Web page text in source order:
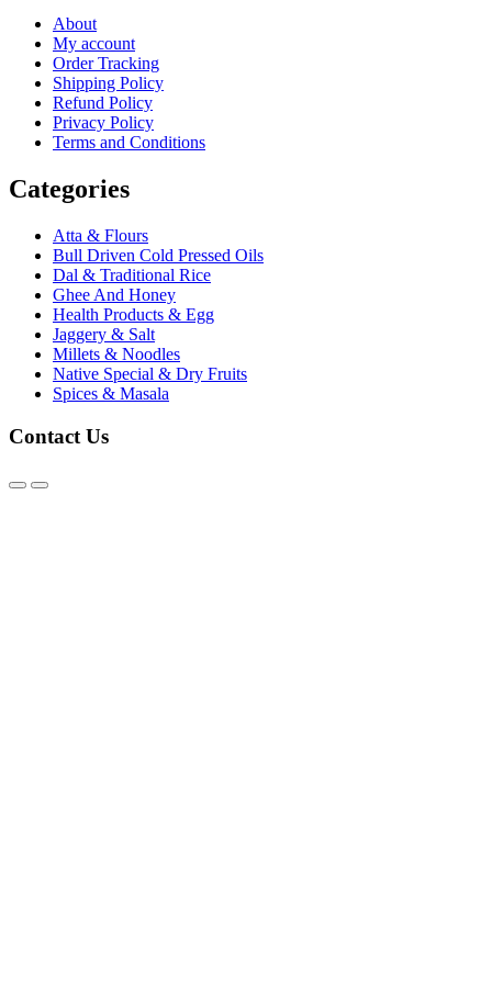
About
My account
Order Tracking
Shipping Policy
Refund Policy
Privacy Policy
Terms and Conditions
Categories
Atta & Flours
Bull Driven Cold Pressed Oils
Dal & Traditional Rice
Ghee And Honey
Health Products & Egg
Jaggery & Salt
Millets & Noodles
Native Special & Dry Fruits
Spices & Masala
Contact Us